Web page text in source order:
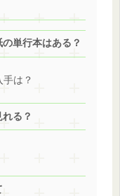
単行本はある？
は？
る？